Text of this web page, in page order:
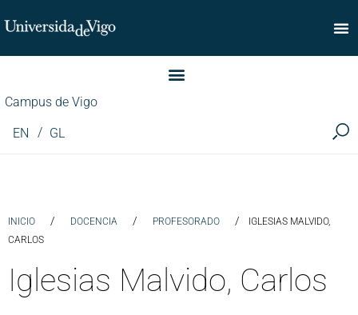
Facultad de Comercio
Campus de Vigo
EN GL
INICIO / DOCENCIA / PROFESORADO /
IGLESIAS MALVIDO,
CARLOS
Iglesias Malvido, Carlos